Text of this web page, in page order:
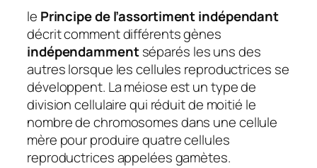
le Principe de l’assortiment indépendant
décrit comment différents gènes
indépendammentséparés les uns des
autres lorsque les cellules reproductrices se
développent. La méiose est un type de
division cellulaire qui réduit de moitié le
nombre de chromosomes dans une cellule
mère pour produire quatre cellules
reproductrices appelées gamètes.